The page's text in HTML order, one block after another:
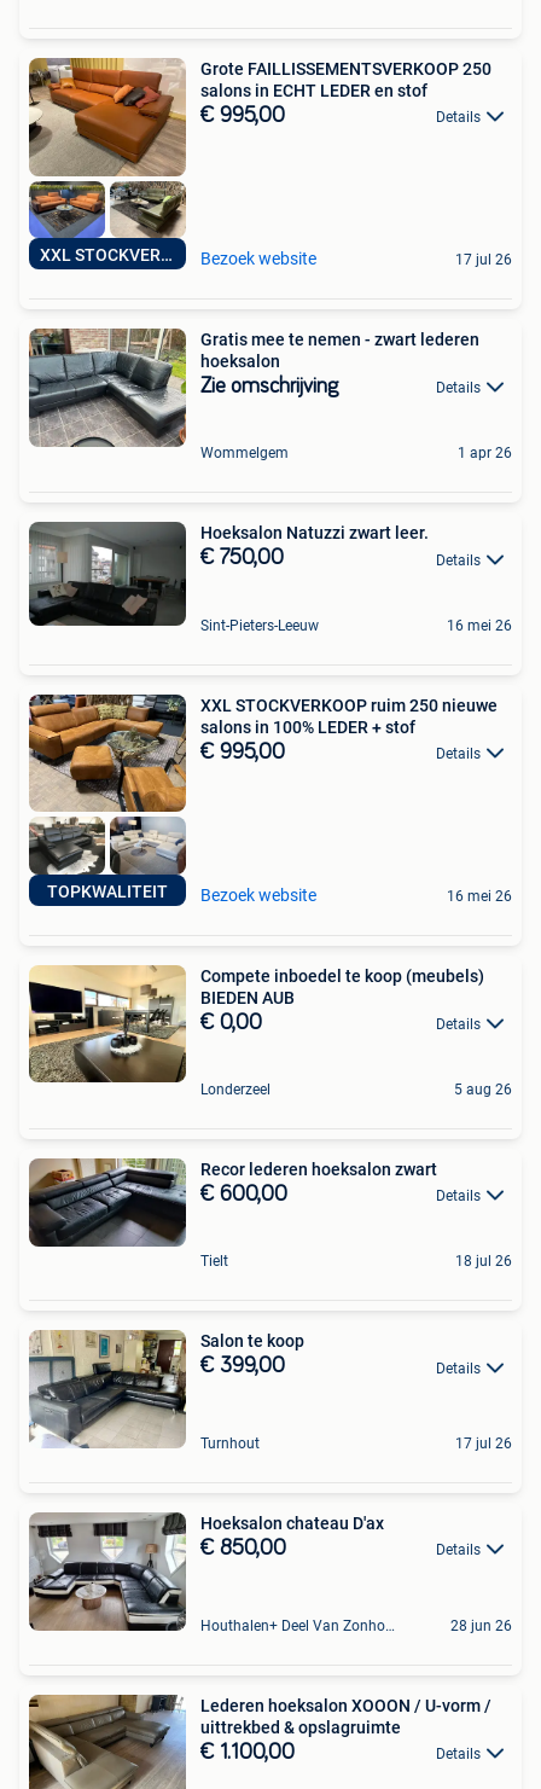
XXL STOCKVERKOOP
Grote FAILLISSEMENTSVERKOOP 250
salons in ECHT LEDER en stof
€ 995,00 Details
Bezoek website 17 jul 26
Gratis mee te nemen - zwart lederen
hoeksalon
Zie omschrijving Details
Wommelgem 1 apr 26
Hoeksalon Natuzzi zwart leer.
€ 750,00 Details
Sint-Pieters-Leeuw 16 mei 26
TOPKWALITEIT
XXL STOCKVERKOOP ruim 250 nieuwe
salons in 100% LEDER + stof
€ 995,00 Details
Bezoek website 16 mei 26
Compete inboedel te koop (meubels)
BIEDEN AUB
€ 0,00 Details
Londerzeel 5 aug 26
Recor lederen hoeksalon zwart
€ 600,00 Details
Tielt 18 jul 26
Salon te koop
€ 399,00 Details
Turnhout 17 jul 26
Hoeksalon chateau D'ax
€ 850,00 Details
Houthalen+ Deel Van Zonhoven En Zolder 28 jun 26
Lederen hoeksalon XOOON / U-vorm /
uittrekbed & opslagruimte
€ 1.100,00 Details